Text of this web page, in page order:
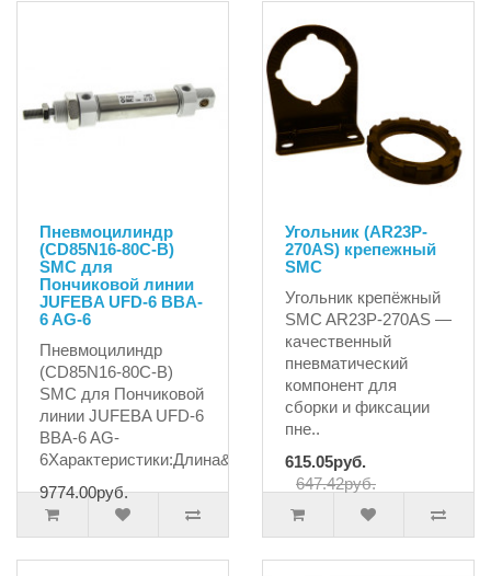
Пневмоцилиндр
(CD85N16-80C-B)
SMC для
Пончиковой линии
JUFEBA UFD-6 BBA-
6 AG-6
Пневмоцилиндр
(CD85N16-80C-B)
SMC для Пончиковой
линии JUFEBA UFD-6
BBA-6 AG-
6Характеристики:Длина&n..
9774.00руб.
Угольник (AR23P-
270AS) крепежный
SMC
Угольник крепёжный
SMC AR23P-270AS —
качественный
пневматический
компонент для
сборки и фиксации
пне..
615.05руб.
647.42руб.